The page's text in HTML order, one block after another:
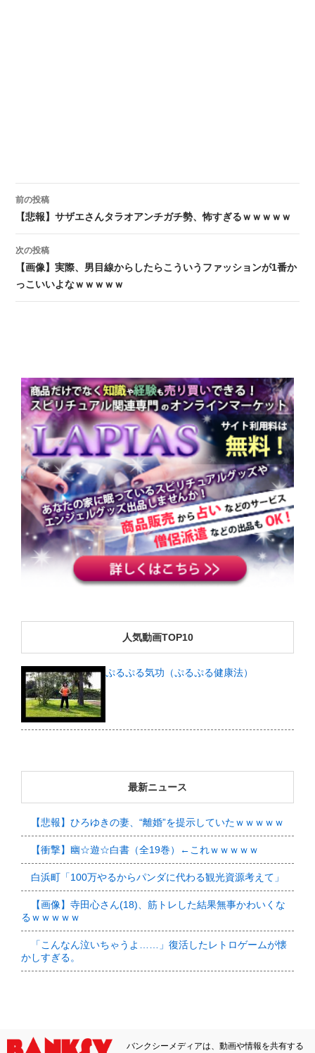
投稿ナビゲーション
前の投稿
【悲報】サザエさんタラオアンチガチ勢、怖すぎるｗｗｗｗｗ
次の投稿
【画像】実際、男目線からしたらこういうファッションが1番か
っこいいよなｗｗｗｗｗ
人気動画TOP10
ぷるぷる気功（ぷるぷる健康法）
最新ニュース
【悲報】ひろゆきの妻、“離婚”を提示していたｗｗｗｗｗ
【衝撃】幽☆遊☆白書（全19巻）←これｗｗｗｗｗ
白浜町「100万やるからパンダに代わる観光資源考えて」
【画像】寺田心さん(18)、筋トレした結果無事かわいくな
るｗｗｗｗｗ
「こんなん泣いちゃうよ……」復活したレトロゲームが懐
かしすぎる。
バンクシーメディアは、動画や情報を共有する